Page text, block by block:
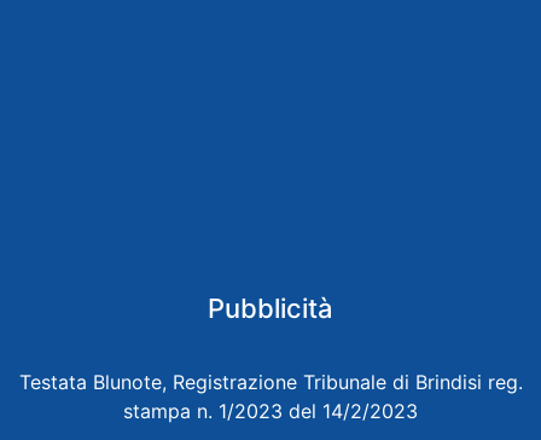
Pubblicità
Testata Blunote, Registrazione Tribunale di Brindisi reg.
stampa n. 1/2023 del 14/2/2023